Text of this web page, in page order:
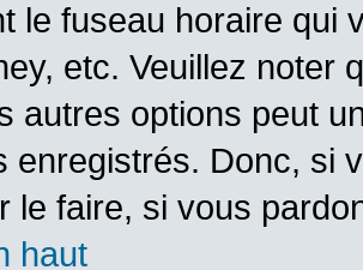
le fuseau horaire qui
etc. Veuillez noter
autres options peut
enregistrés. Donc, si
le faire, si vous
haut